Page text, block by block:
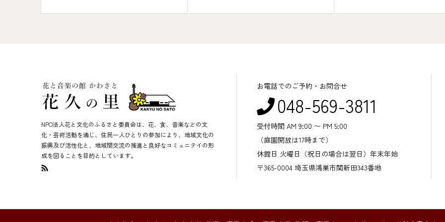
NPO法人花と文化のふるさと委員会は、花、食、音楽などの文
化・芸術活動を通じ、住民一人ひとりの参加により、地域文化の
振興及び活性化と、地域間交流の推進と良好なコミュニテイの形
成を図ることを目的としています。
お電話でのご予約・お問合せ
048-569-3811
受付時間 AM 9:00 〜 PM 5:00
（庭園開放は17時まで）
休館日 火曜日（祝日の場合は翌日）年末年始
〒365-0004 埼玉県鴻巣市関新田343番地